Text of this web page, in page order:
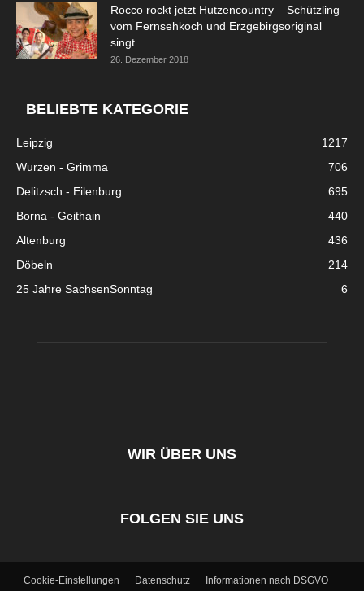
Rocco rockt jetzt Hutzencountry – Schützling
vom Fernsehkoch und Erzgebirgsoriginal
singt...
26. Dezember 2018
BELIEBTE KATEGORIE
Leipzig
1217
Wurzen - Grimma
706
Delitzsch - Eilenburg
695
Borna - Geithain
440
Altenburg
436
Döbeln
214
25 Jahre SachsenSonntag
6
WIR ÜBER UNS
FOLGEN SIE UNS
Cookie-Einstellungen Datenschutz Informationen nach DSGVO